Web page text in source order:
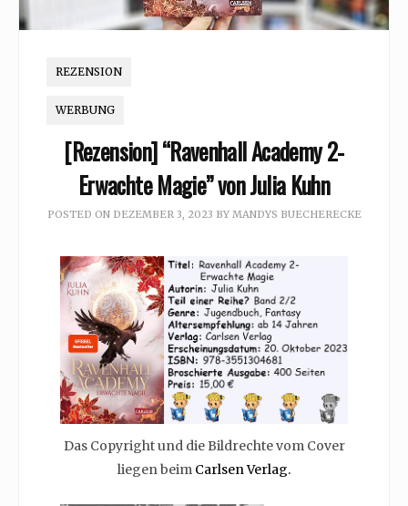
REZENSION
WERBUNG
[Rezension] “Ravenhall Academy 2-
Erwachte Magie” von Julia Kuhn
POSTED ON DEZEMBER 3, 2023 BY MANDYS BUECHERECKE
Das Copyright und die Bildrechte vom Cover
liegen beim Carlsen Verlag.